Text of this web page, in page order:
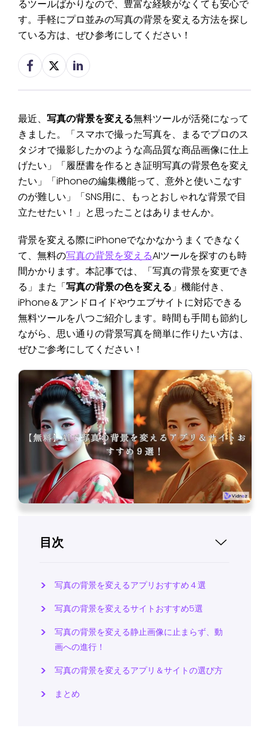
るツールばかりなので、豊富な経験がなくても安心で
す。手軽にプロ並みの写真の背景を変える方法を探し
ている方は、ぜひ参考にしてください！
最近、 写真の背景を変える無料ツールが活発になって
きました。「スマホで撮った写真を、まるでプロのス
タジオで撮影したかのような高品質な商品画像に仕上
げたい」「履歴書を作るとき証明写真の背景色を変え
たい」「iPhoneの編集機能って、意外と使いこなす
のが難しい」「SNS用に、もっとおしゃれな背景で目
立たせたい！」と思ったことはありませんか。
背景を変える際にiPhoneでなかなかうまくできなく
て、無料の写真の背景を変えるAIツールを探すのも時
間かかります。本記事では、「写真の背景を変更でき
る」また「写真の背景の色を変える」機能付き、
iPhone＆アンドロイドやウエブサイトに対応できる
無料ツールを八つご紹介します。時間も手間も節約し
ながら、思い通りの背景写真を簡単に作りたい方は、
ぜひご参考にしてください！
目次
写真の背景を変えるアプリおすすめ４選
写真の背景を変えるサイトおすすめ5選
写真の背景を変える静止画像に止まらず、動
画への進行！
写真の背景を変えるアプリ＆サイトの選び方
まとめ